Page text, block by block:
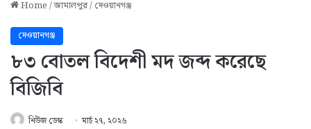
Home/জামালপুর/দেওয়ানগঞ্জ
দেওয়ানগঞ্জ
৮৩ বোতল বিদেশী মদ জব্দ করেছে
বিজিবি
নিউজ ডেস্ক মার্চ ২৭, ২০২৬